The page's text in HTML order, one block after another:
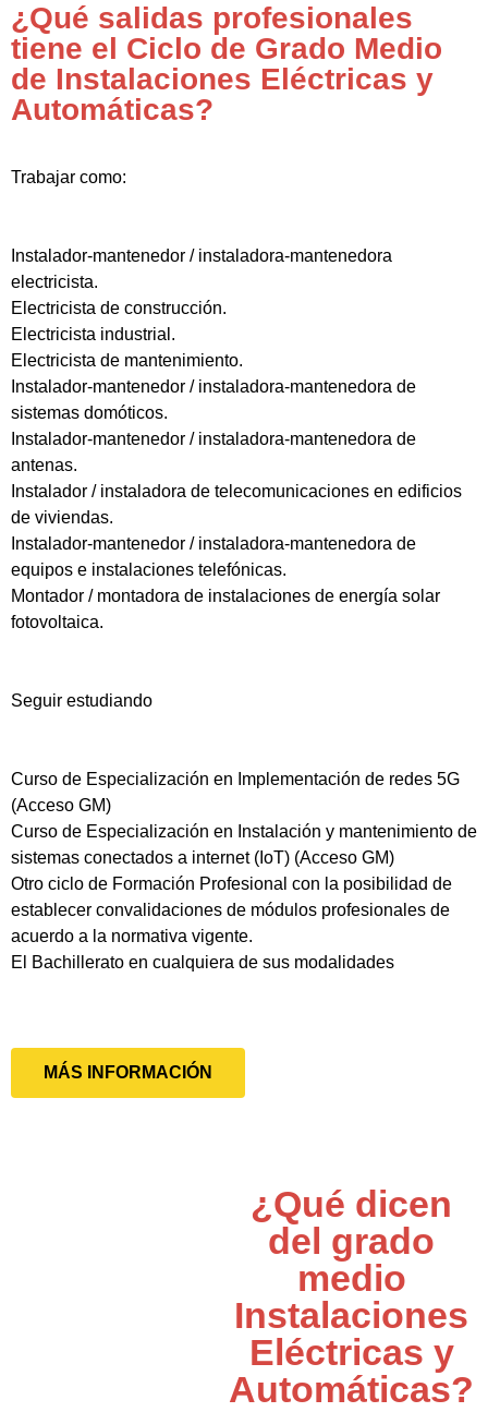
¿Qué salidas profesionales
tiene el Ciclo de Grado Medio
de Instalaciones Eléctricas y
Automáticas?
Trabajar como:
Instalador-mantenedor / instaladora-mantenedora
electricista.
Electricista de construcción.
Electricista industrial.
Electricista de mantenimiento.
Instalador-mantenedor / instaladora-mantenedora de
sistemas domóticos.
Instalador-mantenedor / instaladora-mantenedora de
antenas.
Instalador / instaladora de telecomunicaciones en edificios
de viviendas.
Instalador-mantenedor / instaladora-mantenedora de
equipos e instalaciones telefónicas.
Montador / montadora de instalaciones de energía solar
fotovoltaica.
Seguir estudiando
Curso de Especialización en Implementación de redes 5G
(Acceso GM)
Curso de Especialización en Instalación y mantenimiento de
sistemas conectados a internet (IoT) (Acceso GM)
Otro ciclo de Formación Profesional con la posibilidad de
establecer convalidaciones de módulos profesionales de
acuerdo a la normativa vigente.
El Bachillerato en cualquiera de sus modalidades
MÁS INFORMACIÓN
¿Qué dicen
del grado
medio
Instalaciones
Eléctricas y
Automáticas?